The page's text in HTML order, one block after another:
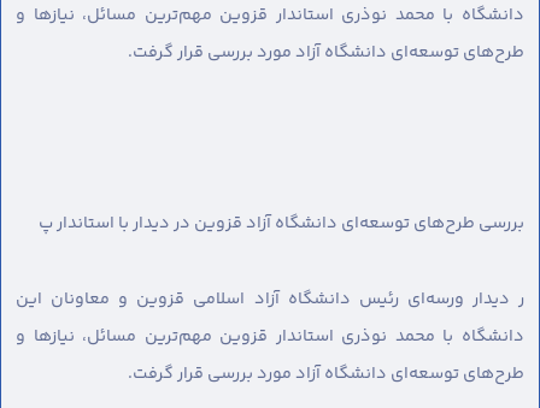
دانشگاه با محمد نوذری استاندار قزوین مهم‌ترین مسائل، نیازها و
طرح‌های توسعه‌ای دانشگاه آزاد مورد بررسی قرار گرفت.
بررسی طرح‌های توسعه‌ای دانشگاه آزاد قزوین در دیدار با استاندار پ
ر دیدار ورسه‌ای رئیس دانشگاه آزاد اسلامی قزوین و معاونان این
دانشگاه با محمد نوذری استاندار قزوین مهم‌ترین مسائل، نیازها و
طرح‌های توسعه‌ای دانشگاه آزاد مورد بررسی قرار گرفت.